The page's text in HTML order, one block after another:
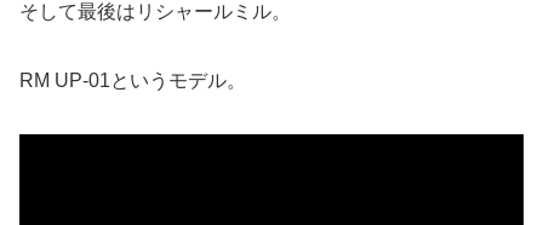
そして最後はリシャールミル。
RM UP-01というモデル。